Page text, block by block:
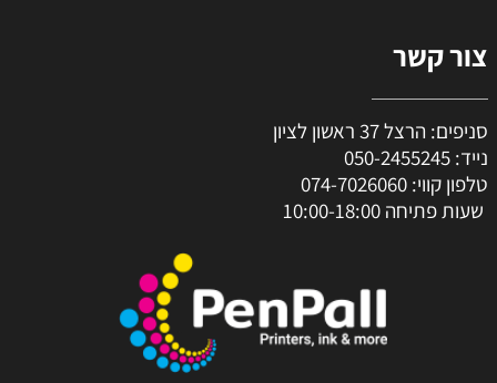
צור קשר
סניפים: הרצל 37 ראשון לציון
נייד: 050-2455245
טלפון קווי: 074-7026060
שעות פתיחה 10:00-18:00